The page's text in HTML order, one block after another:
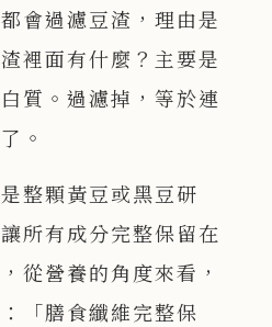
會過濾豆渣，理由是
裡面有什麼？主要是
質。過濾掉，等於連
。
整顆黃豆或黑豆研
所有成分完整保留在
從營養的角度來看，
「膳食纖維完整保